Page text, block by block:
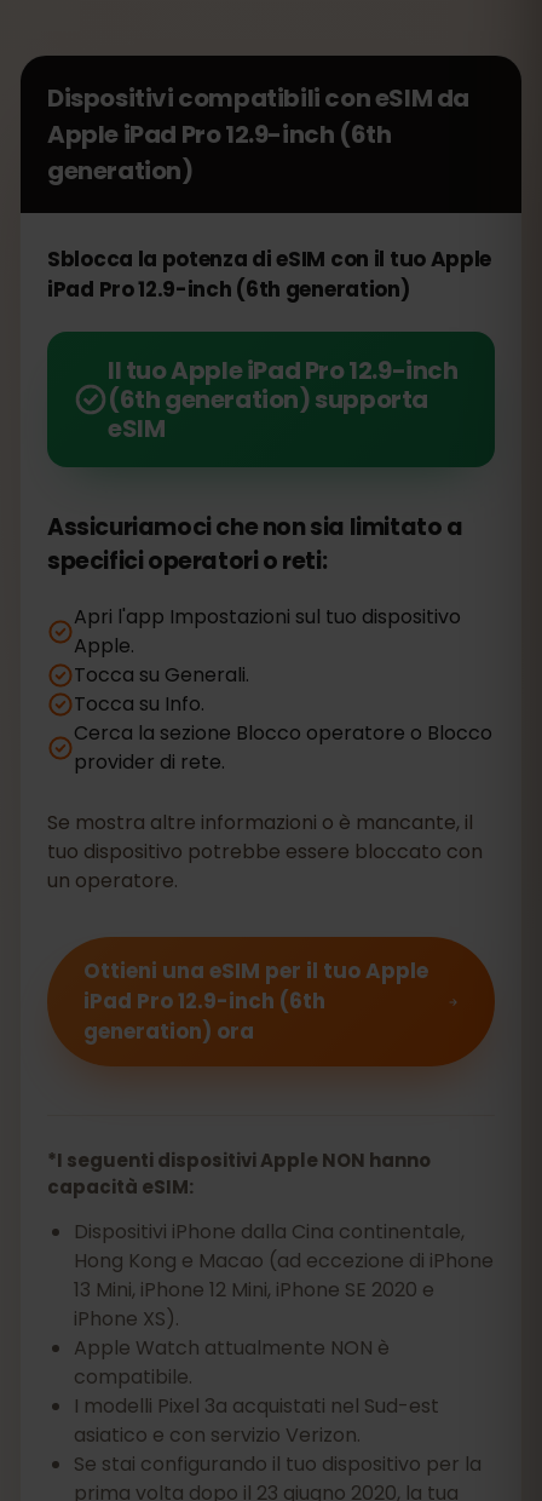
Dispositivi compatibili con eSIM da
Apple iPad Pro 12.9-inch (6th
generation)
Sblocca la potenza di eSIM con il tuo Apple
iPad Pro 12.9-inch (6th generation)
Il tuo Apple iPad Pro 12.9-inch
(6th generation) supporta
eSIM
Assicuriamoci che non sia limitato a
specifici operatori o reti:
Apri l'app Impostazioni sul tuo dispositivo
Apple.
Tocca su Generali.
Tocca su Info.
Cerca la sezione Blocco operatore o Blocco
provider di rete.
Se mostra altre informazioni o è mancante, il
tuo dispositivo potrebbe essere bloccato con
un operatore.
Ottieni una eSIM per il tuo Apple
iPad Pro 12.9-inch (6th
generation) ora
*I seguenti dispositivi Apple NON hanno
capacità eSIM:
Dispositivi iPhone dalla Cina continentale,
Hong Kong e Macao (ad eccezione di iPhone
13 Mini, iPhone 12 Mini, iPhone SE 2020 e
iPhone XS).
Apple Watch attualmente NON è
compatibile.
I modelli Pixel 3a acquistati nel Sud-est
asiatico e con servizio Verizon.
Se stai configurando il tuo dispositivo per la
prima volta dopo il 23 giugno 2020, la tua